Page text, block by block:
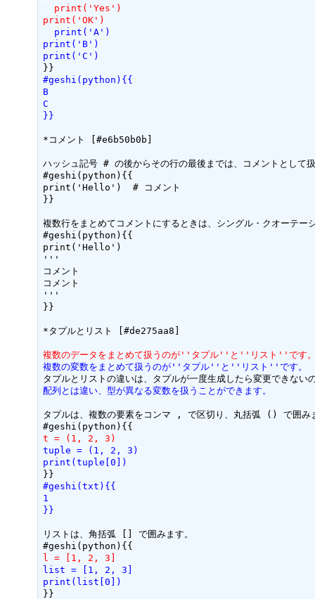
  print('Yes')
print('OK')
  print('A')
print('B')
print('C')
#geshi(python){{
B
C
}}
*コメント [#e6b50b0b]
ハッシュ記号 # の後からその行の最後までは、コメントとして
#geshi(python){{
print('Hello')  # コメント
}}
複数行をまとめてコメントにするときは、シングル・クオー
#geshi(python){{
print('Hello')
'''
コメント
コメント
'''
}}
*タプルとリスト [#de275aa8]
複数のデータをまとめて扱うのが''タプル''と''リスト''です
複数の変数をまとめて扱うのが''タプル''と''リスト''です。
配列とは違い、型が異なる変数を扱うことができます。
タプルは、複数の要素をコンマ , で区切り、丸括弧 () で囲み
t = (1, 2, 3)
tuple = (1, 2, 3)
print(tuple[0])
#geshi(txt){{
1
}}
リストは、角括弧 [] で囲みます。
l = [1, 2, 3]
list = [1, 2, 3]
print(list[0])